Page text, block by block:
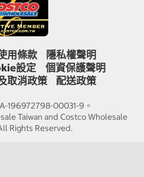
用條款
隱私權聲明
設定
個資保護聲明
取消政策 配送政策
196972798-00031-9。
Taiwan and Costco Wholesale
Rights Reserved.